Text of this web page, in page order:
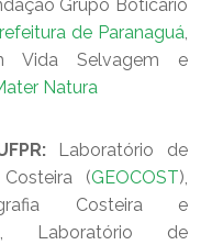
Grupo Boticário
de Paranaguá,
Vida Selvagem e
Natura
Laboratório de
(GEOCOST),
Costeira e
Laboratório de